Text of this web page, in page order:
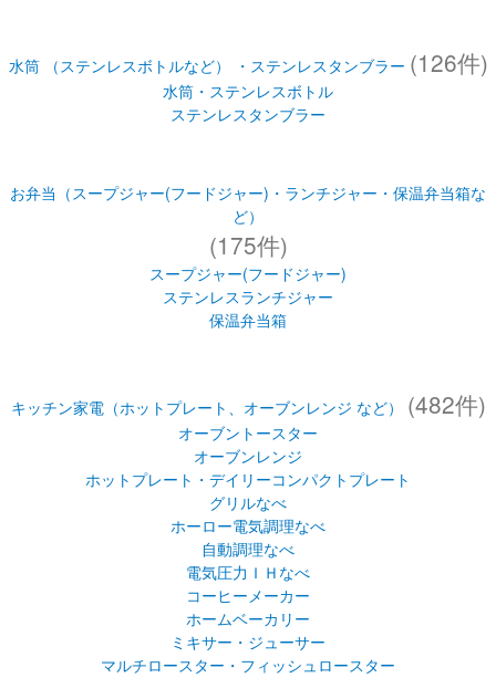
お弁当（スープジャー(フードジャー)・ランチジャー・保温弁当箱な
ど）
(175件)
保温弁当箱
キッチン家電（ホットプレート、オーブンレンジ など）
オーブントースター
オーブンレンジ
ホットプレート・デイリーコンパクトプレート
電気圧力ＩＨなべ
コーヒーメーカー
ホームベーカリー
ミキサー・ジューサー
マルチロースター・フィッシュロースター
もちつき機
ヨーグルトメーカー
食器乾燥器
食器洗い乾燥機
温泉たまご器
IH調理器